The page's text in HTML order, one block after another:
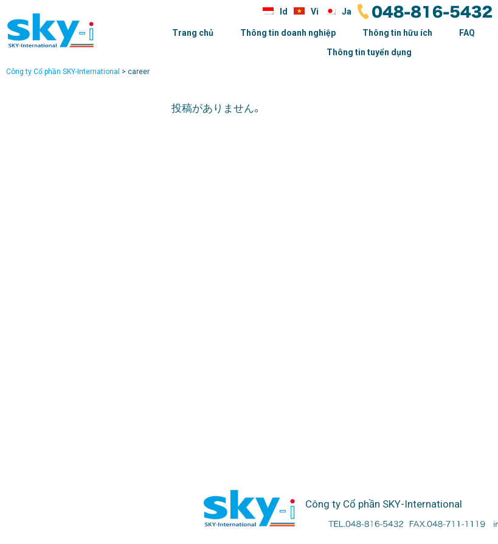
Id Vi Ja
Trang chủ
Thông tin doanh nghiệp Thông tin hữu ích FAQ
Thông tin tuyển dụng
Công ty Cổ phần SKY-International > career
投稿がありません。
Công ty Cổ phần SKY-International